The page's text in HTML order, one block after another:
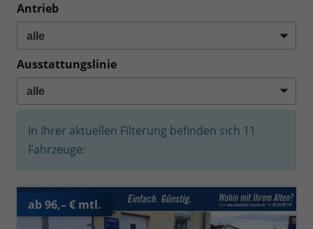
Antrieb
Ausstattungslinie
In Ihrer aktuellen Filterung befinden sich 11
Fahrzeuge:
ab 96,– € mtl.